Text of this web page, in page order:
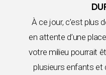
À ce jour, c’est plus
en attente d’une
votre milieu pourrait
plusieurs enfants et